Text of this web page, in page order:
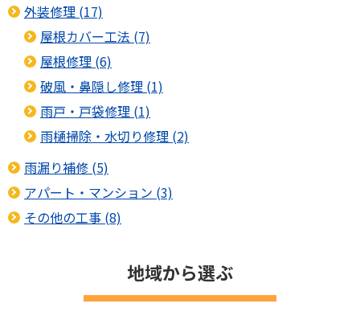
外装修理 (17)
屋根カバー工法 (7)
屋根修理 (6)
破風・鼻隠し修理 (1)
雨戸・戸袋修理 (1)
雨樋掃除・水切り修理 (2)
雨漏り補修 (5)
アパート・マンション (3)
その他の工事 (8)
地域から選ぶ